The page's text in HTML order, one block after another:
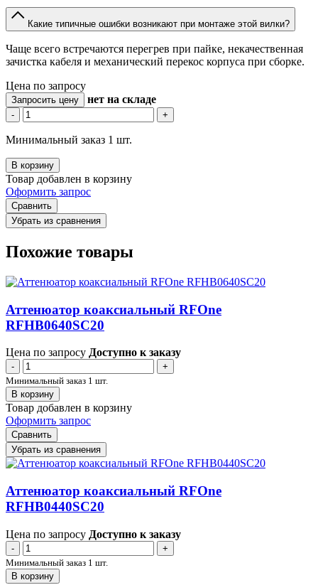
Какие типичные ошибки возникают при монтаже этой вилки?
Чаще всего встречаются перегрев при пайке, некачественная
зачистка кабеля и механический перекос корпуса при сборке.
Цена по запросу
Запросить цену нет на складе
- +
Минимальный заказ 1 шт.
В корзину
Товар добавлен в корзину
Оформить запрос
Сравнить
Убрать из сравнения
Похожие товары
Аттенюатор коаксиальный RFOne
RFHB0640SC20
Цена по запросу Доступно к заказу
-
+
Минимальный заказ 1 шт.
В корзину
Товар добавлен в корзину
Оформить запрос
Сравнить
Убрать из сравнения
Аттенюатор коаксиальный RFOne
RFHB0440SC20
Цена по запросу Доступно к заказу
-
+
Минимальный заказ 1 шт.
В корзину